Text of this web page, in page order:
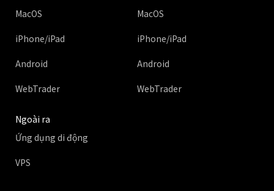
MacOS
iPhone/iPad
Android
WebTrader
MacOS
iPhone/iPad
Android
WebTrader
Ngoài ra
Ứng dụng di động
VPS